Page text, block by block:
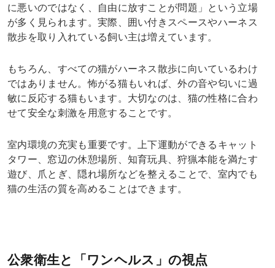
に悪いのではなく、自由に放すことが問題」という立場
が多く見られます。実際、囲い付きスペースやハーネス
散歩を取り入れている飼い主は増えています。
もちろん、すべての猫がハーネス散歩に向いているわけ
ではありません。怖がる猫もいれば、外の音や匂いに過
敏に反応する猫もいます。大切なのは、猫の性格に合わ
せて安全な刺激を用意することです。
室内環境の充実も重要です。上下運動ができるキャット
タワー、窓辺の休憩場所、知育玩具、狩猟本能を満たす
遊び、爪とぎ、隠れ場所などを整えることで、室内でも
猫の生活の質を高めることはできます。
公衆衛生と「ワンヘルス」の視点